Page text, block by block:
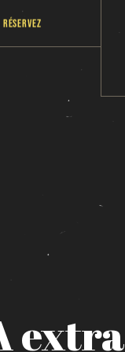
Réservez
extra